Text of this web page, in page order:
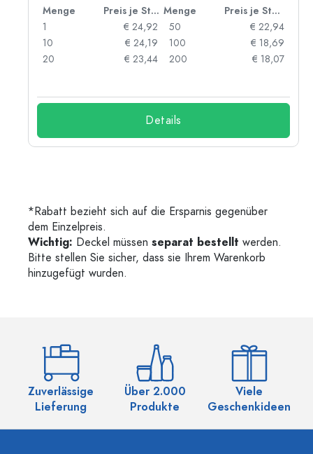
Menge Preis je Stück Menge
Preis je Stück
1
€ 24,92
10
€ 24,19
20
€ 23,44
50
€ 22,94
100
€ 18,69
200
€ 18,07
Details
*Rabatt bezieht sich auf die Ersparnis gegenüber
dem Einzelpreis.
Wichtig: Deckel müssen separat bestellt werden.
Bitte stellen Sie sicher, dass sie Ihrem Warenkorb
hinzugefügt wurden.
Zuverlässige
Lieferung
Über 2.000
Produkte
Viele
Geschenkideen